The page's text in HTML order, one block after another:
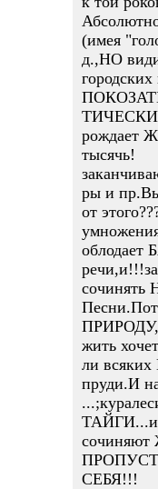
(имея
д.,НО
рождает
тысячь!
ры и
от
сочинять
жить
ли всяких
пруди.И
ТАЙГИ...и
СЕБЯ!!!